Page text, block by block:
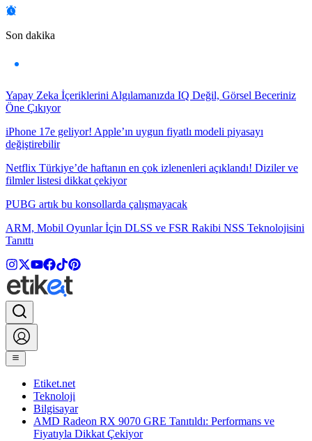
Son dakika
Yapay Zeka İçeriklerini Algılamanızda IQ Değil, Görsel Beceriniz
Öne Çıkıyor
iPhone 17e geliyor! Apple’ın uygun fiyatlı modeli piyasayı
değiştirebilir
Netflix Türkiye’de haftanın en çok izlenenleri açıklandı! Diziler ve
filmler listesi dikkat çekiyor
PUBG artık bu konsollarda çalışmayacak
ARM, Mobil Oyunlar İçin DLSS ve FSR Rakibi NSS Teknolojisini
Tanıttı
Etiket.net
Teknoloji
Bilgisayar
AMD Radeon RX 9070 GRE Tanıtıldı: Performans ve
Fiyatıyla Dikkat Çekiyor